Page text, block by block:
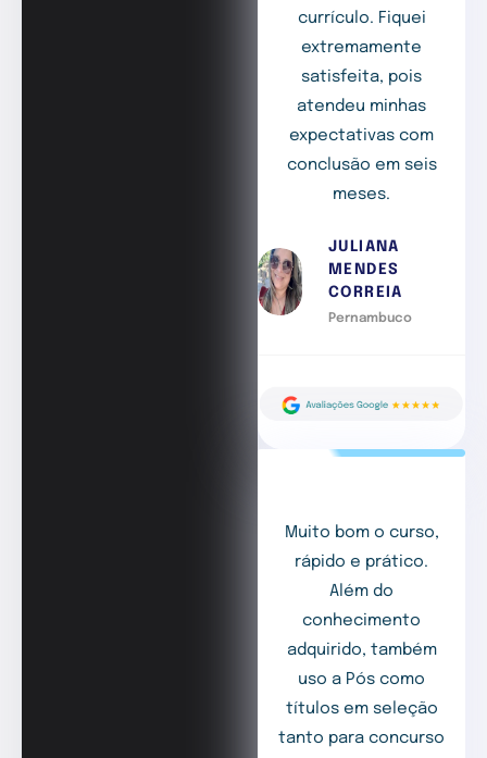
currículo. Fiquei
extremamente
satisfeita, pois
atendeu minhas
expectativas com
conclusão em seis
meses.
JULIANA
MENDES
CORREIA
Pernambuco
Muito bom o curso,
rápido e prático.
Além do
conhecimento
adquirido, também
uso a Pós como
títulos em seleção
tanto para concurso